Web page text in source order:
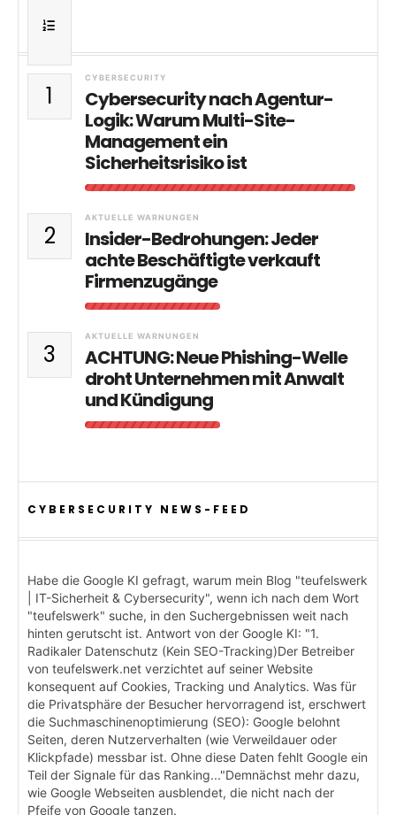
1
CYBERSECURITY
Cybersecurity nach Agentur-
Logik: Warum Multi-Site-
Management ein
Sicherheitsrisiko ist
2
AKTUELLE WARNUNGEN
Insider-Bedrohungen: Jeder
achte Beschäftigte verkauft
Firmenzugänge
3
AKTUELLE WARNUNGEN
ACHTUNG: Neue Phishing-Welle
droht Unternehmen mit Anwalt
und Kündigung
CYBERSECURITY NEWS-FEED
Habe die Google KI gefragt, warum mein Blog "teufelswerk
| IT-Sicherheit & Cybersecurity", wenn ich nach dem Wort
"teufelswerk" suche, in den Suchergebnissen weit nach
hinten gerutscht ist. Antwort von der Google KI: "1.
Radikaler Datenschutz (Kein SEO-Tracking)Der Betreiber
von teufelswerk.net verzichtet auf seiner Website
konsequent auf Cookies, Tracking und Analytics. Was für
die Privatsphäre der Besucher hervorragend ist, erschwert
die Suchmaschinenoptimierung (SEO): Google belohnt
Seiten, deren Nutzerverhalten (wie Verweildauer oder
Klickpfade) messbar ist. Ohne diese Daten fehlt Google ein
Teil der Signale für das Ranking..."Demnächst mehr dazu,
wie Google Webseiten ausblendet, die nicht nach der
Pfeife von Google tanzen.